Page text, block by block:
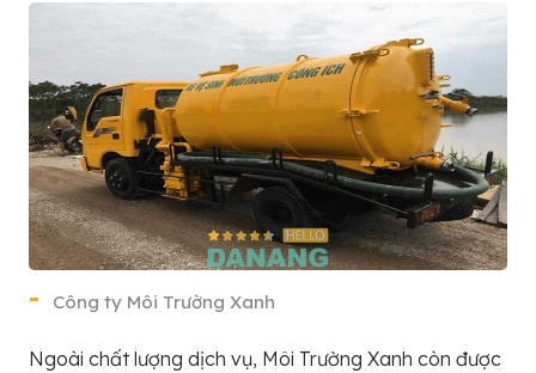
Công ty Môi Trường Xanh
Ngoài chất lượng dịch vụ, Môi Trường Xanh còn được